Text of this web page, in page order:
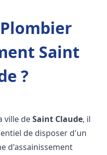
Saint
?
ville deSaint Claude, il
de disposer d'un
d'assainissement